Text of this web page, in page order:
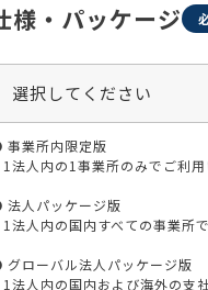
〒550-
TEL
様・パッケージ
業所内限定版
法人内の1事業所のみでご利用
人パッケージ版
法人内の国内すべての事業所
ローバル法人パッケージ版
法人内の国内および海外の支